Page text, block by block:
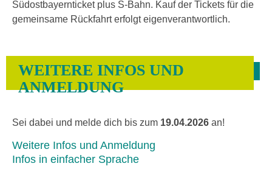
Südostbayernticket plus S-Bahn. Kauf der Tickets für die
gemeinsame Rückfahrt erfolgt eigenverantwortlich.
WEITERE INFOS UND
ANMELDUNG
Sei dabei und melde dich bis zum 19.04.2026 an!
Weitere Infos und Anmeldung
Infos in einfacher Sprache